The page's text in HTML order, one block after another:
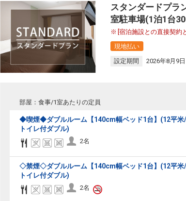
スタンダードプ
室駐車場(1泊1台
[宿泊施設との直接契約
現地払い
設定期間
2026年8月9
部屋：食事/1室あたりの定員
◆喫煙◆ダブルルーム【140cm幅ベッド1台】(12平米/
トイレ付ダブル)
2名
◇禁煙◇ダブルルーム【140cm幅ベッド1台】(12平米/
トイレ付ダブル)
2名